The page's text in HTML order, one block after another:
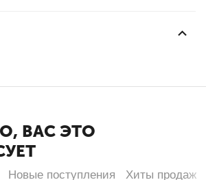
ВАС ЭТО
Новые поступления Хиты продаж